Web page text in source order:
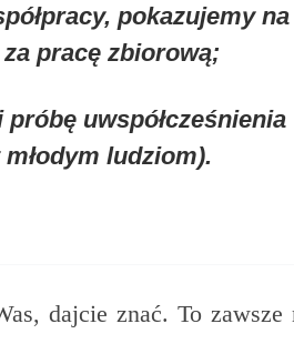
pokazujemy na
pracę zbiorową;
uwspółcześnienia
ludziom).
dajcie znać. To